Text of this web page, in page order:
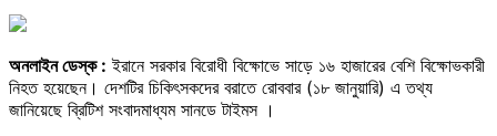
অনলাইন ডেস্ক : ইরানে সরকার বিরোধী বিক্ষোভে সাড়ে ১৬ হাজারের বেশি বিক্ষোভকারী
নিহত হয়েছেন। দেশটির চিকিৎসকদের বরাতে রোববার (১৮ জানুয়ারি) এ তথ্য
জানিয়েছে ব্রিটিশ সংবাদমাধ্যম সানডে টাইমস ।